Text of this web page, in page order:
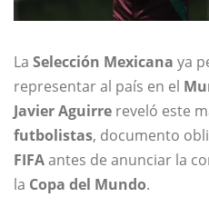
La Selección Mexicana ya
representar al país en el
Javier Aguirre reveló este
futbolistas, documento
FIFAantes de anunciar la
la Copa del Mundo.